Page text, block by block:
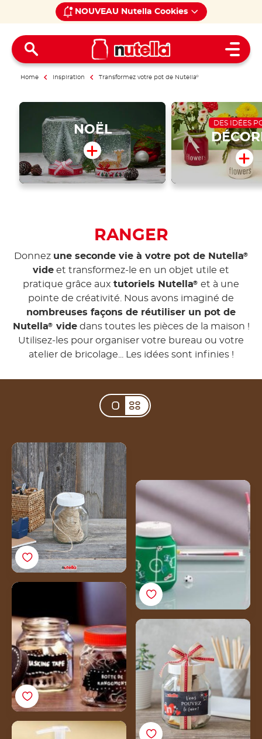
NOUVEAU Nutella Cookies
Open
Home Inspiration Transformez votre pot de Nutella®
NOËL DES IDÉES
RANGER
Donnez une seconde vie à votre pot de Nutella®
vide et transformez-le en un objet utile et
pratique grâce aux tutoriels Nutella® et à une
pointe de créativité. Nous avons imaginé de
nombreuses façons de réutiliser un pot de
Nutella® videdans toutes les pièces de la maison !
Utilisez-les pour organiser votre bureau ou votre
atelier de bricolage... Les idées sont infinies !
Distributeur de fil
Tirelire
Distributeur de savon